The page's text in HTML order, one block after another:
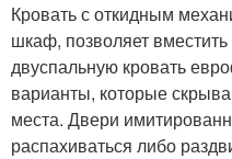
Кровать с откидным
шкаф, позволяет
двуспальную кровать
варианты, которые
места. Двери
распахиваться либо